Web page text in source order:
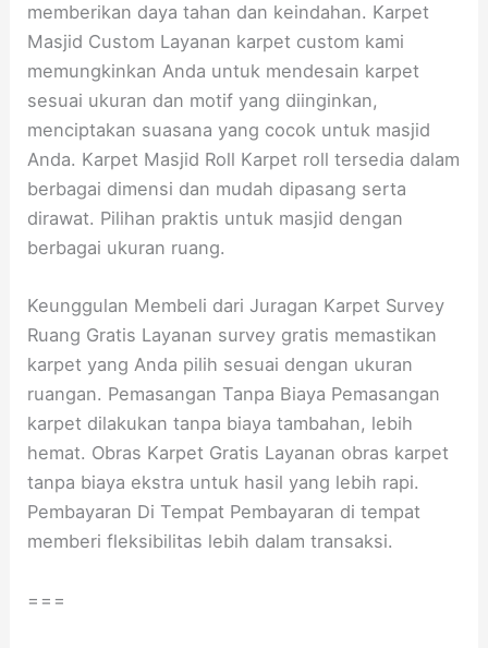
memberikan daya tahan dan keindahan. Karpet
Masjid Custom Layanan karpet custom kami
memungkinkan Anda untuk mendesain karpet
sesuai ukuran dan motif yang diinginkan,
menciptakan suasana yang cocok untuk masjid
Anda. Karpet Masjid Roll Karpet roll tersedia dalam
berbagai dimensi dan mudah dipasang serta
dirawat. Pilihan praktis untuk masjid dengan
berbagai ukuran ruang.
Keunggulan Membeli dari Juragan Karpet Survey
Ruang Gratis Layanan survey gratis memastikan
karpet yang Anda pilih sesuai dengan ukuran
ruangan. Pemasangan Tanpa Biaya Pemasangan
karpet dilakukan tanpa biaya tambahan, lebih
hemat. Obras Karpet Gratis Layanan obras karpet
tanpa biaya ekstra untuk hasil yang lebih rapi.
Pembayaran Di Tempat Pembayaran di tempat
memberi fleksibilitas lebih dalam transaksi.
===